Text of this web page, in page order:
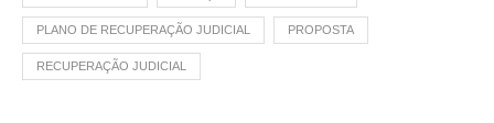
PLANO DE RECUPERAÇÃO JUDICIAL PROPOSTA
RECUPERAÇÃO JUDICIAL